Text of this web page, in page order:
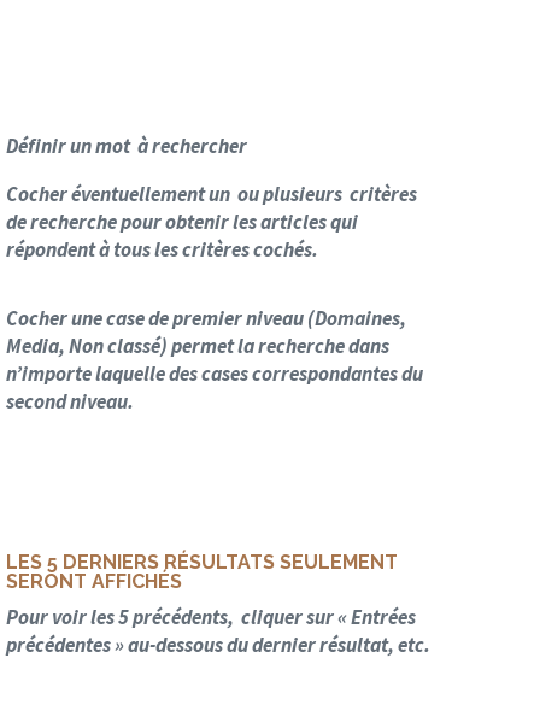
Définir un mot à rechercher
Cocher éventuellement un ou plusieurs critères
de recherche pour obtenir les articles qui
répondent à tous les critères cochés.
Cocher une case de premier niveau (Domaines,
Media, Non classé) permet la recherche dans
n’importe laquelle des cases correspondantes du
second niveau.
LES 5 DERNIERS RÉSULTATS SEULEMENT
SERONT AFFICHÉS
Pour voir les 5 précédents, cliquer sur « Entrées
précédentes » au-dessous du dernier résultat, etc.